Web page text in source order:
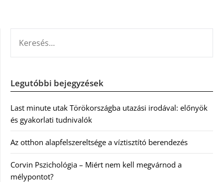
Legutóbbi bejegyzések
Last minute utak Törökországba utazási irodával: előnyök
és gyakorlati tudnivalók
Az otthon alapfelszereltsége a víztisztító berendezés
Corvin Pszichológia – Miért nem kell megvárnod a
mélypontot?